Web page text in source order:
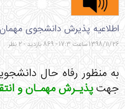
اطلاعیه پذیرش دانشجوی مهمان
1398/11/26 ساعت 17:3 - 869 بازدید - 2 نظر
جهتپذیـرش مهمـان و